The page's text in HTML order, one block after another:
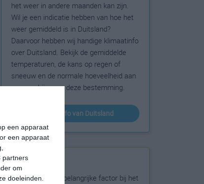
een apparaat
een apparaat
partners
om
doeleinden.
het weer in andere maanden kan zijn.
Wil je een indicatie hebben van hoe het
weer gemiddeld is in Duitsland?
Daarvoor hebben wij handige klimaatinfo
over Duitsland. Bekijk de gemiddelde
temperaturen, de kans op regen of
sneeuw en de normale hoeveelheid aan
zonneschijn voor deze bestemming.
klimaatinfo van Duitsland
Beste reistijd
Het weer is een belangrijke factor bij het